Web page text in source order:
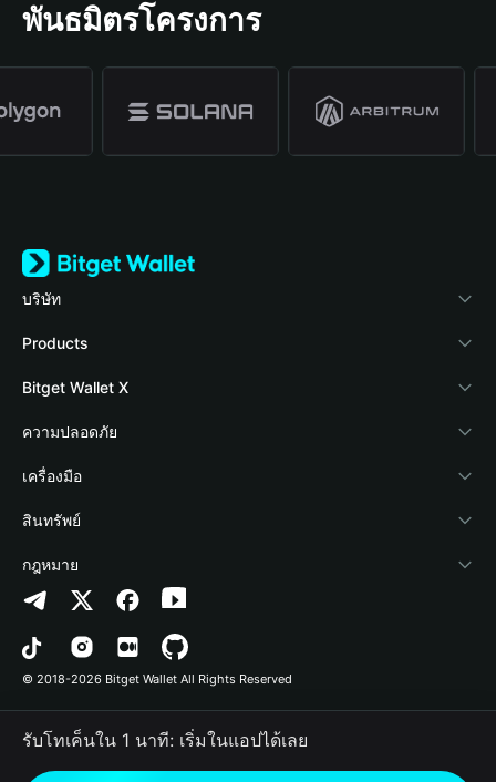
พันธมิตรโครงการ
บริษัท
เกี่ยวกับ Bitget Wallet
Blog
Academy
ข่าวสารด้านคริปโต
ศูนย์ช่วยเหลือ
ติดต่อเรา
ทรัพยากรข้อมูลของแบรนด์
อาชีพ
Products
Crypto Card
Stablecoin Earn
Payfi Crypto
Crypto Swap API
Altcoin Season Index
Prediction Markets
DApp
RWA
Bitget Wallet X
นักพัฒนา
เชื่อมต่อ Wallet
Bitget Wallet Pay
ลิสต์โปรเจกต์
ความปลอดภัย
Protection Fund
เทคโนโลยีความปลอดภัย
เครื่องมือ
ซื้อคริปโต
การตรวจจับการอนุญาต
การตรวจจับสัญญา
การโอนเป็นชุด
สินทรัพย์
Arbitrum
Avalanche
Bitcoin
Polygon
กฎหมาย
นโยบายความเป็นส่วนตัว
ข้อตกลงในการใช้บริการ
© 2018-2026 Bitget Wallet All Rights Reserved
รับโทเค็นใน 1 นาที: เริ่มในแอปได้เลย